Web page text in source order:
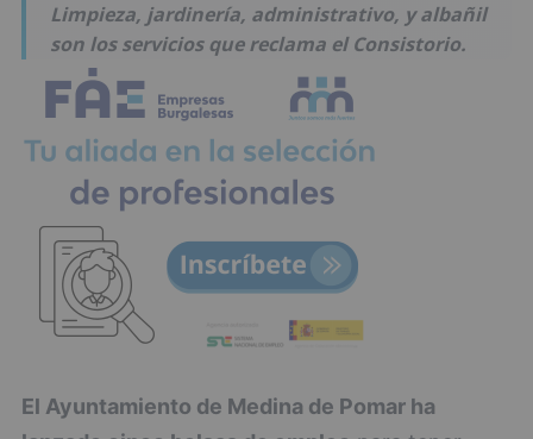
Limpieza, jardinería, administrativo, y albañil
son los servicios que reclama el Consistorio.
El Ayuntamiento de Medina de Pomar ha